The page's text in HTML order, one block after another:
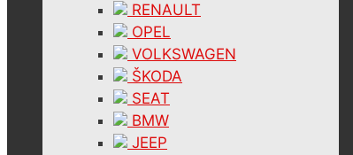
RENAULT
OPEL
VOLKSWAGEN
ŠKODA
SEAT
BMW
JEEP